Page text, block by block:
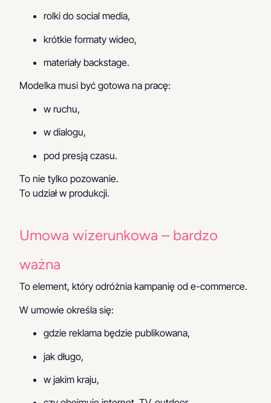
rolki do social media,
krótkie formaty wideo,
materiały backstage.
Modelka musi być gotowa na pracę:
w ruchu,
w dialogu,
pod presją czasu.
To nie tylko pozowanie.
To udział w produkcji.
Umowa wizerunkowa – bardzo
ważna
To element, który odróżnia kampanię od e-commerce.
W umowie określa się:
gdzie reklama będzie publikowana,
jak długo,
w jakim kraju,